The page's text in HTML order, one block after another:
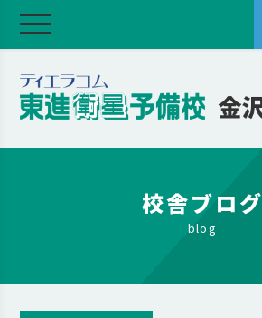
校舎ブログ
blog